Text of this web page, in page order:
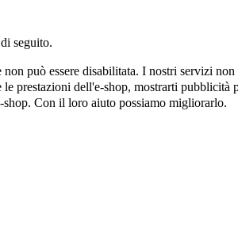
seguito.
non può essere disabilitata. I nostri servizi
prestazioni dell'e-shop, mostrarti pubblicità
Con il loro aiuto possiamo migliorarlo.